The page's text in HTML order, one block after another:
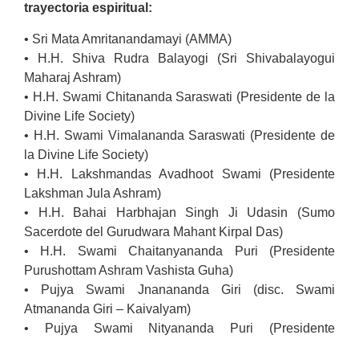
trayectoria espiritual:
• Sri Mata Amritanandamayi (AMMA)
• H.H. Shiva Rudra Balayogi (Sri Shivabalayogui
Maharaj Ashram)
• H.H. Swami Chitananda Saraswati (Presidente de la
Divine Life Society)
• H.H. Swami Vimalananda Saraswati (Presidente de
la Divine Life Society)
• H.H. Lakshmandas Avadhoot Swami (Presidente
Lakshman Jula Ashram)
• H.H. Bahai Harbhajan Singh Ji Udasin (Sumo
Sacerdote del Gurudwara Mahant Kirpal Das)
• H.H. Swami Chaitanyananda Puri (Presidente
Purushottam Ashram Vashista Guha)
• Pujya Swami Jnanananda Giri (disc. Swami
Atmananda Giri – Kaivalyam)
• Pujya Swami Nityananda Puri (Presidente